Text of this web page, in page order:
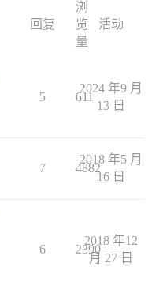
回复
浏
览
量
活动
5 611
2024 年9 月
13 日
7 4882
2018 年5 月
16 日
6 2390
2018 年12
月 27 日